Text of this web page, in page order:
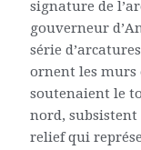
signature de
gouverneur
série
ornent les murs
soutenaient le
nord,
relief qui